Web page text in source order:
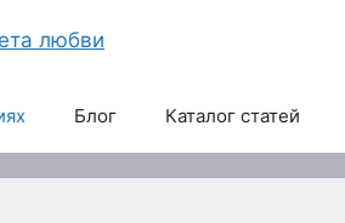
Блог Каталог статей